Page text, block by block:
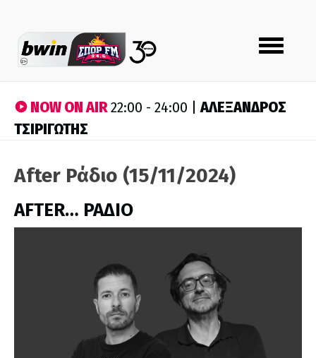
Toggle
navigation
NOW ON AIR22:00 - 24:00 |ΑΛΕΞΑΝΔΡΟΣ
ΤΣΙΡΙΓΩΤΗΣ
After Ράδιο (15/11/2024)
AFTER… ΡΑΔΙΟ